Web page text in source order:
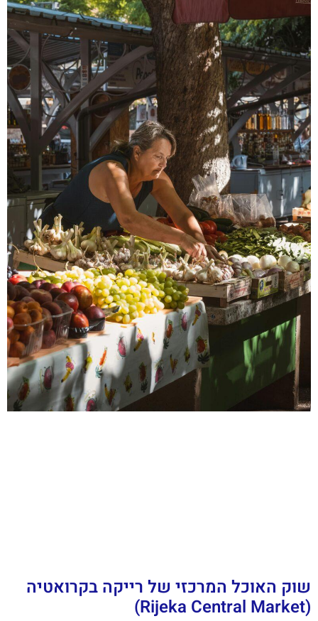
שוק האוכל המרכזי של רייקה בקרואטיה
(Rijeka Central Market)